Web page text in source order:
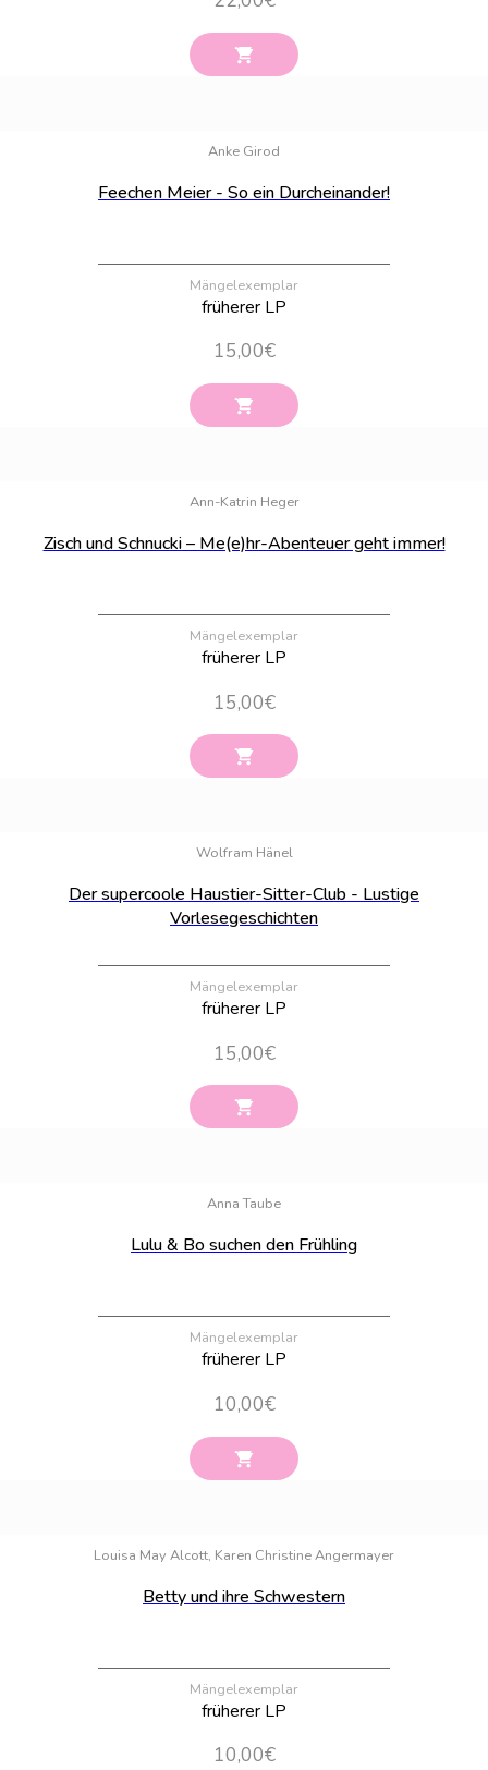
Anke Girod
Feechen Meier - So ein Durcheinander!
Mängelexemplar
früherer LP
15,00€
Ann-Katrin Heger
Zisch und Schnucki – Me(e)hr-Abenteuer geht immer!
Mängelexemplar
früherer LP
15,00€
Wolfram Hänel
Der supercoole Haustier-Sitter-Club - Lustige
Vorlesegeschichten
Mängelexemplar
früherer LP
15,00€
Anna Taube
Lulu & Bo suchen den Frühling
Mängelexemplar
früherer LP
10,00€
Louisa May Alcott, Karen Christine Angermayer
Betty und ihre Schwestern
Mängelexemplar
früherer LP
10,00€